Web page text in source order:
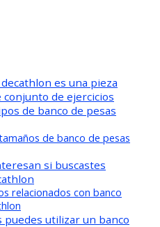
es una pieza
de ejercicios
de banco de pesas
de banco de pesas
si buscastes
relacionados con banco
puedes utilizar un banco